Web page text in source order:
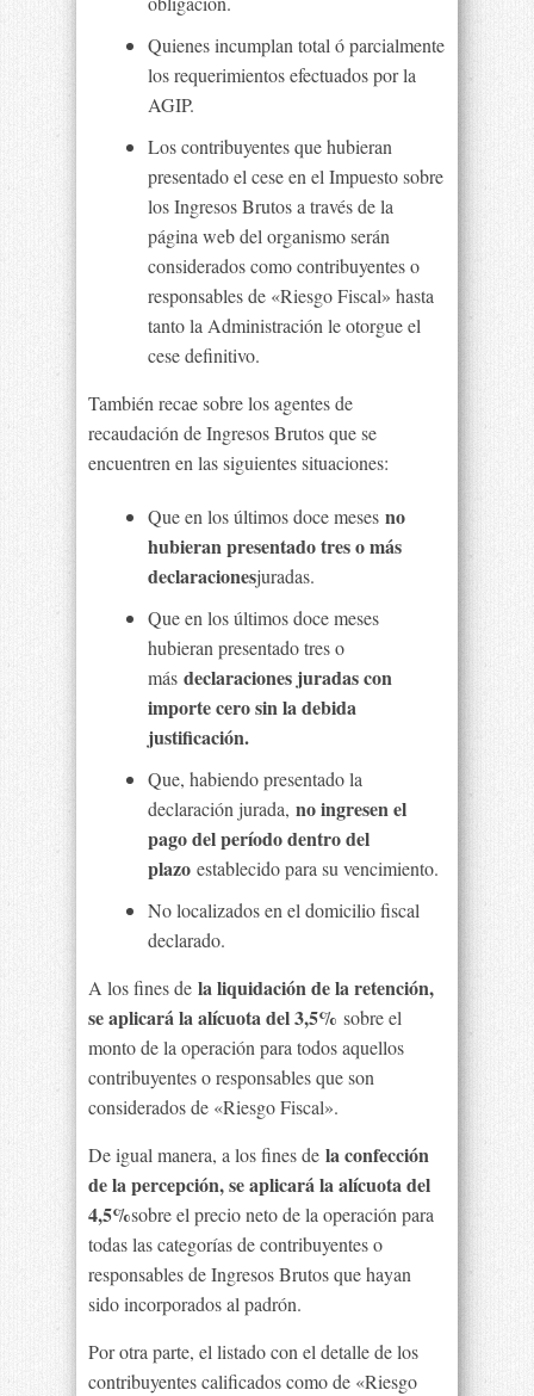
Quienes incumplan total ó parcialmente
los requerimientos efectuados por la
AGIP.
Los contribuyentes que hubieran
presentado el cese en el Impuesto sobre
los Ingresos Brutos a través de la
página web del organismo serán
considerados como contribuyentes o
responsables de «Riesgo Fiscal» hasta
tanto la Administración le otorgue el
cese definitivo.
También recae sobre los agentes de
recaudación de Ingresos Brutos que se
encuentren en las siguientes situaciones:
Que en los últimos doce meses no
hubieran presentado tres o más
declaracionesjuradas.
Que en los últimos doce meses
hubieran presentado tres o
más declaraciones juradas con
importe cero sin la debida
justificación.
Que, habiendo presentado la
declaración jurada, no ingresen el
pago del período dentro del
plazo establecido para su vencimiento.
No localizados en el domicilio fiscal
declarado.
A los fines de la liquidación de la retención,
se aplicará la alícuota del 3,5% sobre el
monto de la operación para todos aquellos
contribuyentes o responsables que son
considerados de «Riesgo Fiscal».
De igual manera, a los fines de la confección
de la percepción, se aplicará la alícuota del
4,5%sobre el precio neto de la operación para
todas las categorías de contribuyentes o
responsables de Ingresos Brutos que hayan
sido incorporados al padrón.
Por otra parte, el listado con el detalle de los
contribuyentes calificados como de «Riesgo